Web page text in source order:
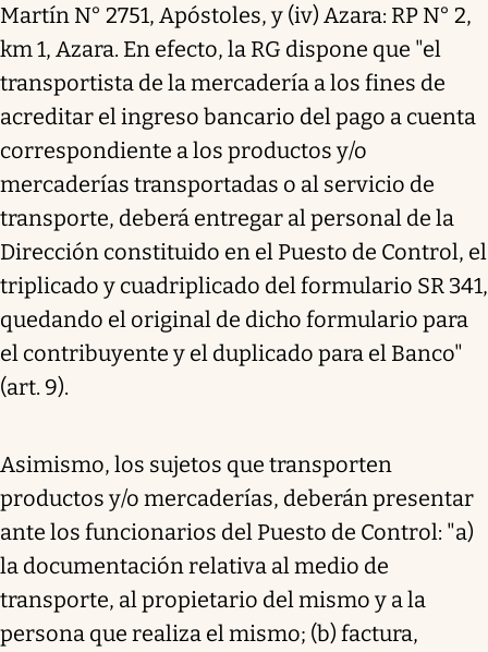
Martín N° 2751, Apóstoles, y (iv) Azara: RP N° 2,
km 1, Azara. En efecto, la RG dispone que "el
transportista de la mercadería a los fines de
acreditar el ingreso bancario del pago a cuenta
correspondiente a los productos y/o
mercaderías transportadas o al servicio de
transporte, deberá entregar al personal de la
Dirección constituido en el Puesto de Control, el
triplicado y cuadriplicado del formulario SR 341,
quedando el original de dicho formulario para
el contribuyente y el duplicado para el Banco"
(art. 9).
Asimismo, los sujetos que transporten
productos y/o mercaderías, deberán presentar
ante los funcionarios del Puesto de Control: "a)
la documentación relativa al medio de
transporte, al propietario del mismo y a la
persona que realiza el mismo; (b) factura,